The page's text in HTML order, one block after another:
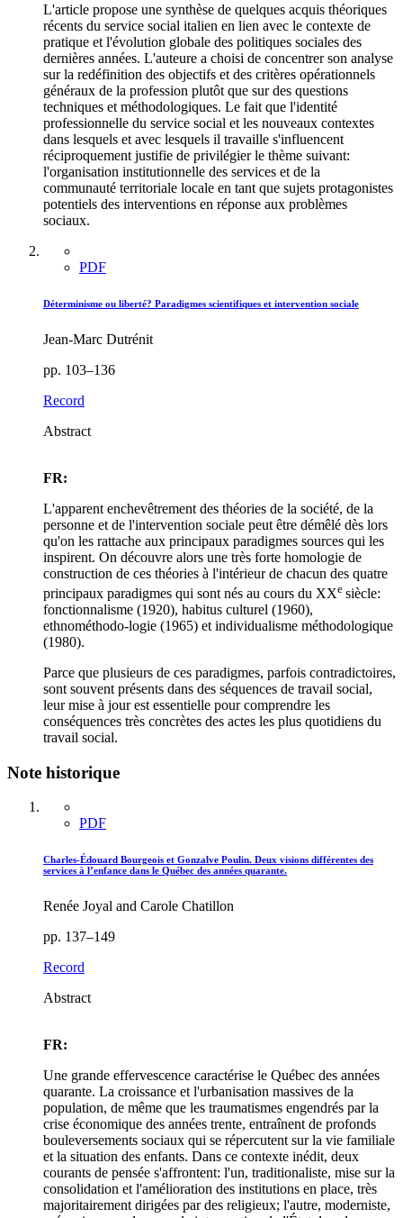
L'article propose une synthèse de quelques acquis théoriques
récents du service social italien en lien avec le contexte de
pratique et l'évolution globale des politiques sociales des
dernières années. L'auteure a choisi de concentrer son analyse
sur la redéfinition des objectifs et des critères opérationnels
généraux de la profession plutôt que sur des questions
techniques et méthodologiques. Le fait que l'identité
professionnelle du service social et les nouveaux contextes
dans lesquels et avec lesquels il travaille s'influencent
réciproquement justifie de privilégier le thème suivant:
l'organisation institutionnelle des services et de la
communauté territoriale locale en tant que sujets protagonistes
potentiels des interventions en réponse aux problèmes
sociaux.
PDF
Déterminisme ou liberté? Paradigmes scientifiques et intervention sociale
Jean-Marc Dutrénit
pp. 103–136
Record
Abstract
FR:
L'apparent enchevêtrement des théories de la société, de la
personne et de l'intervention sociale peut être démêlé dès lors
qu'on les rattache aux principaux paradigmes sources qui les
inspirent. On découvre alors une très forte homologie de
construction de ces théories à l'intérieur de chacun des quatre
principaux paradigmes qui sont nés au cours du XXe siècle:
fonctionnalisme (1920), habitus culturel (1960),
ethnométhodo-logie (1965) et individualisme méthodologique
(1980).
Parce que plusieurs de ces paradigmes, parfois contradictoires,
sont souvent présents dans des séquences de travail social,
leur mise à jour est essentielle pour comprendre les
conséquences très concrètes des actes les plus quotidiens du
travail social.
Note historique
PDF
Charles-Édouard Bourgeois et Gonzalve Poulin. Deux visions différentes des
services à l’enfance dans le Québec des années quarante.
Renée Joyal and Carole Chatillon
pp. 137–149
Record
Abstract
FR:
Une grande effervescence caractérise le Québec des années
quarante. La croissance et l'urbanisation massives de la
population, de même que les traumatismes engendrés par la
crise économique des années trente, entraînent de profonds
bouleversements sociaux qui se répercutent sur la vie familiale
et la situation des enfants. Dans ce contexte inédit, deux
courants de pensée s'affrontent: l'un, traditionaliste, mise sur la
consolidation et l'amélioration des institutions en place, très
majoritairement dirigées par des religieux; l'autre, moderniste,